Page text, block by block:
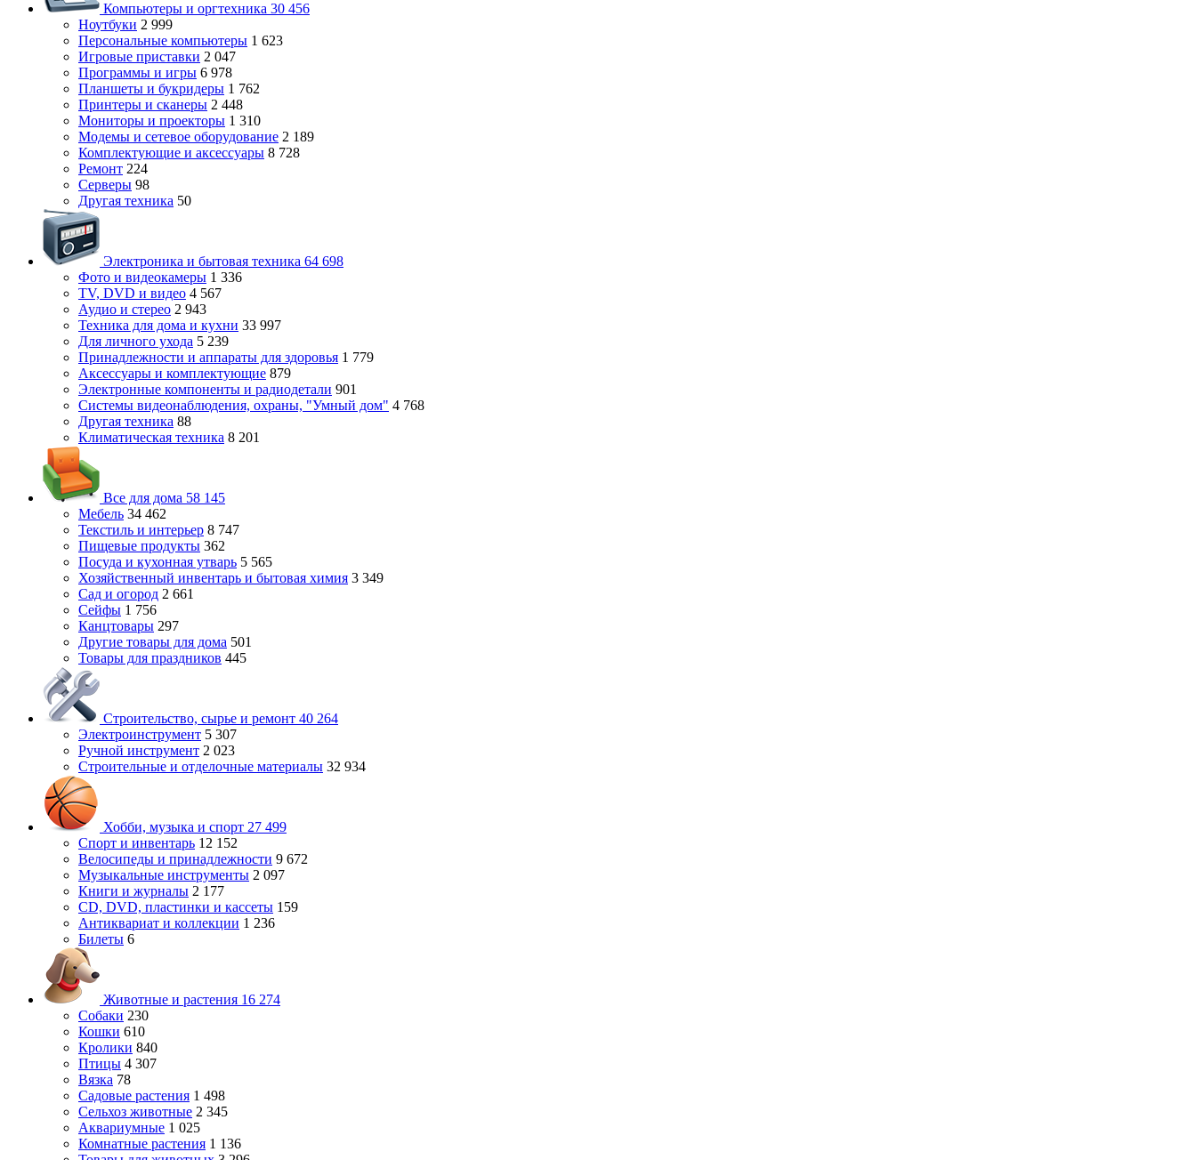
Компьютеры и оргтехника 30 456
Ноутбуки 2 999
Персональные компьютеры 1 623
Игровые приставки 2 047
Программы и игры 6 978
Планшеты и букридеры 1 762
Принтеры и сканеры 2 448
Мониторы и проекторы 1 310
Модемы и сетевое оборудование 2 189
Комплектующие и аксессуары 8 728
Ремонт 224
Серверы 98
Другая техника 50
Электроника и бытовая техника 64 698
Фото и видеокамеры 1 336
TV, DVD и видео 4 567
Аудио и стерео 2 943
Техника для дома и кухни 33 997
Для личного ухода 5 239
Принадлежности и аппараты для здоровья 1 779
Аксессуары и комплектующие 879
Электронные компоненты и радиодетали 901
Системы видеонаблюдения, охраны, "Умный дом" 4 768
Другая техника 88
Климатическая техника 8 201
Все для дома 58 145
Мебель 34 462
Текстиль и интерьер 8 747
Пищевые продукты 362
Посуда и кухонная утварь 5 565
Хозяйственный инвентарь и бытовая химия 3 349
Сад и огород 2 661
Сейфы 1 756
Канцтовары 297
Другие товары для дома 501
Товары для праздников 445
Строительство, сырье и ремонт 40 264
Электроинструмент 5 307
Ручной инструмент 2 023
Строительные и отделочные материалы 32 934
Хобби, музыка и спорт 27 499
Спорт и инвентарь 12 152
Велосипеды и принадлежности 9 672
Музыкальные инструменты 2 097
Книги и журналы 2 177
CD, DVD, пластинки и кассеты 159
Антиквариат и коллекции 1 236
Билеты 6
Животные и растения 16 274
Собаки 230
Кошки 610
Кролики 840
Птицы 4 307
Вязка 78
Садовые растения 1 498
Сельхоз животные 2 345
Аквариумные 1 025
Комнатные растения 1 136